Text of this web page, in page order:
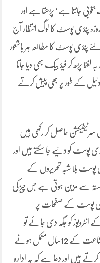
جانتا ہے‘ پڑھتا ہے اور
پنڈی پوسٹ کا لوگ انتظار آج
پوسٹ کا مطالعہ ہر باشعور
لفظ پڑھ کر فیڈ بیک بھی دیا جاتا
کے طور پر بھی پیش کرتے
حاصل کر رکھی ہیں
کو دئیے جا سکتے ہیں اور
پوسٹ بلا شبہ تحریروں کے
سے مزین ہوتی ہے جس چیز کی
پوسٹ کے صفحات پر
انٹرویوز کو جگہ دی جائے تو
بہت ہی خوب رہے گا۔ پنڈی پوسٹ کی اشاعت کے 12سال مکمل ہونے
کرتے ہیں اور دعا ہے کہ یہ ادارہ